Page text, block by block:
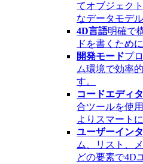
てオブジェク
なデータモデ
4D言語明確で
ドを書くため
開発モードプ
ム環境で効率
す。
コードエディ
合ツールを使
よりスマート
ユーザーイン
ム、リスト、
どの要素で4D